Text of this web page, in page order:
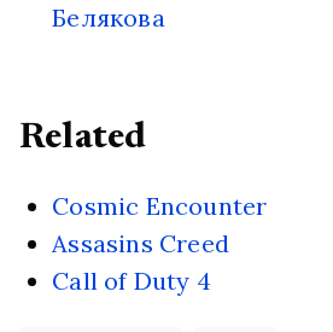
Белякова
Related
Cosmic Encounter
Assasins Creed
Call of Duty 4